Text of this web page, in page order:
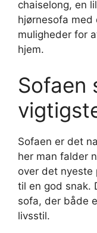
chaiselong, en
hjørnesofa med
muligheder for
hjem.
Sofaen
Sofaen er det
her man falder
over det nyeste
til en god snak.
sofa, der både
livsstil.